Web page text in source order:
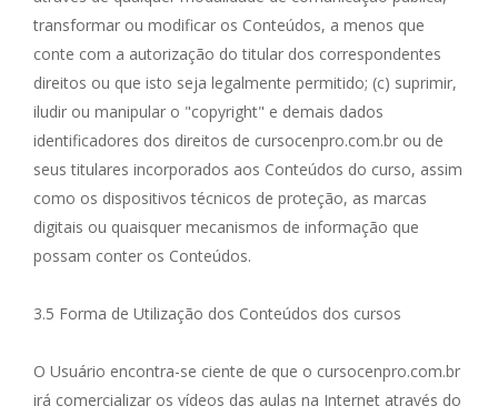
transformar ou modificar os Conteúdos, a menos que
conte com a autorização do titular dos correspondentes
direitos ou que isto seja legalmente permitido; (c) suprimir,
iludir ou manipular o "copyright" e demais dados
identificadores dos direitos de cursocenpro.com.br ou de
seus titulares incorporados aos Conteúdos do curso, assim
como os dispositivos técnicos de proteção, as marcas
digitais ou quaisquer mecanismos de informação que
possam conter os Conteúdos.
3.5 Forma de Utilização dos Conteúdos dos cursos
O Usuário encontra-se ciente de que o cursocenpro.com.br
irá comercializar os vídeos das aulas na Internet através do